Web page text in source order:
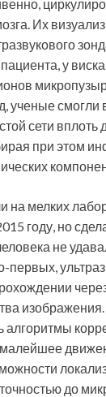
Их
у
ученые смогли
сети вплоть
при этом
на мелких
году, но
не
первых,
алгоритмы
до